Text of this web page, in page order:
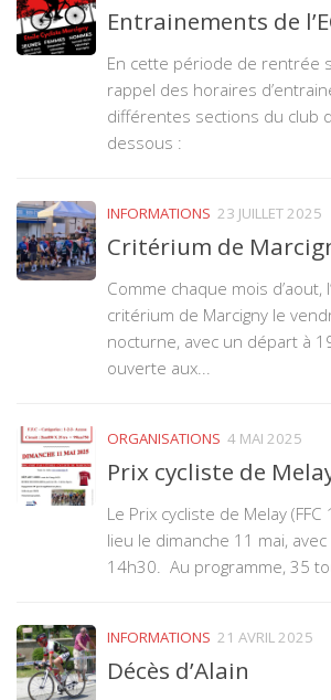
Entrainements de
En cette période de rentrée
rappel des horaires
différentes sections du club
dessous :
INFORMATIONS 23 JUILLET 2025
Critérium de
Comme chaque mois d’aout,
critérium de Marcigny le
nocturne, avec un départ à
ouverte aux...
ORGANISATIONS 4 MAI 2025
Prix cycliste de
Le Prix cycliste de Melay
lieu le dimanche 11 mai,
14h30. Au programme, 35
INFORMATIONS 21 AVRIL 2025
Décès d’Alain